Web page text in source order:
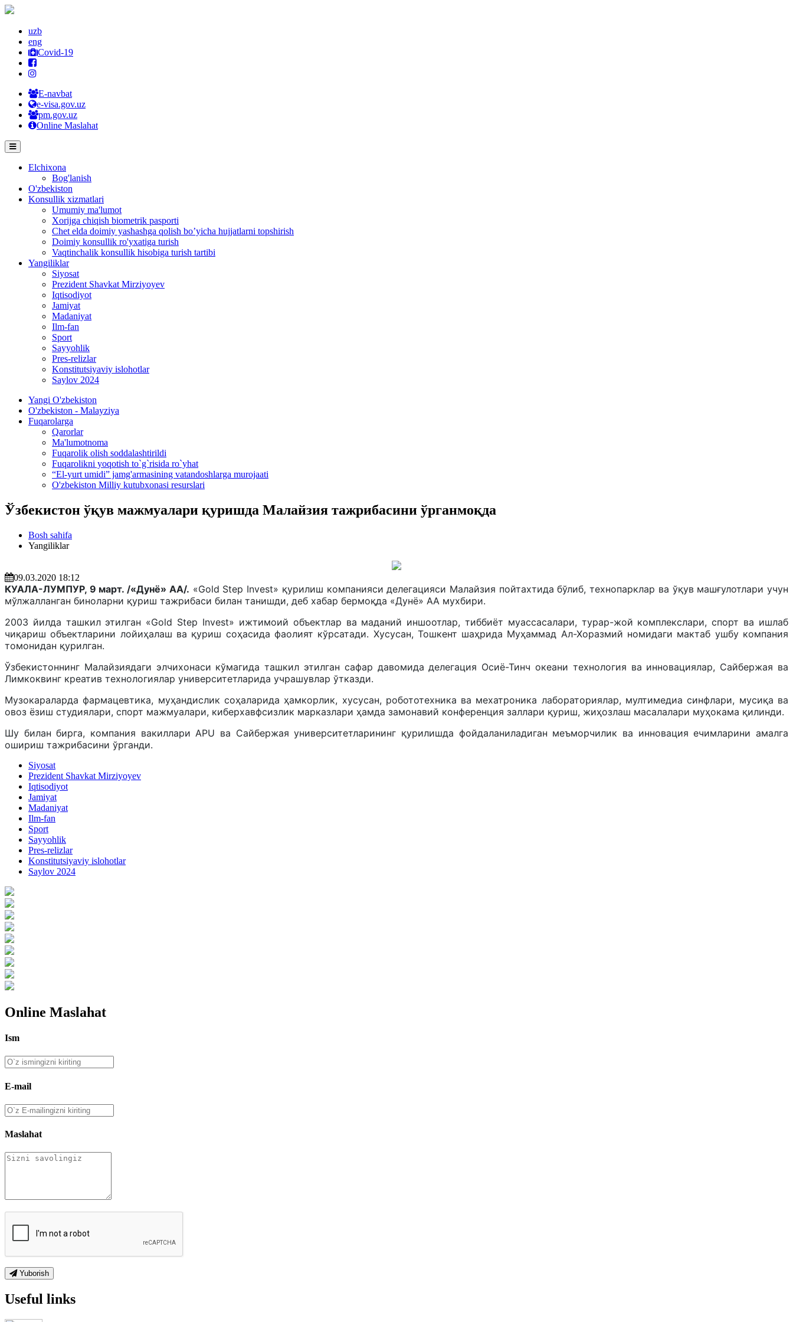
uzb
eng
Covid-19
E-navbat
e-visa.gov.uz
pm.gov.uz
Online Maslahat
Elchixona
Bog'lanish
O'zbekiston
Konsullik xizmatlari
Umumiy ma'lumot
Xorijga chiqish biometrik pasporti
Chet elda doimiy yashashga qolish bo’yicha hujjatlarni topshirish
Doimiy konsullik ro'yxatiga turish
Vaqtinchalik konsullik hisobiga turish tartibi
Yangiliklar
Siyosat
Prezident Shavkat Mirziyoyev
Iqtisodiyot
Jamiyat
Madaniyat
Ilm-fan
Sport
Sayyohlik
Pres-relizlar
Konstitutsiyaviy islohotlar
Saylov 2024
Yangi O'zbekiston
O'zbekiston - Malayziya
Fuqarolarga
Qarorlar
Ma'lumotnoma
Fuqarolik olish soddalashtirildi
Fuqarolikni yoqotish to`g`risida ro`yhat
“El-yurt umidi” jamg'armasining vatandoshlarga murojaati
O'zbekiston Milliy kutubxonasi resurslari
Ўзбекистон ўқув мажмуалари қуришда Малайзия тажрибасини ўрганмоқда
Bosh sahifa
Yangiliklar
09.03.2020 18:12
КУАЛА-ЛУМПУР, 9 март. /«Дунё» АА/. «Gold Step Invest» қурилиш компанияси делегацияси Малайзия пойтахтида бўлиб, технопарклар ва ўқув машғулотлари учун
мўлжалланган биноларни қуриш тажрибаси билан танишди, деб хабар бермоқда «Дунё» АА мухбири.
2003 йилда ташкил этилган «Gold Step Invest» ижтимоий объектлар ва маданий иншоотлар, тиббиёт муассасалари, турар-жой комплекслари, спорт ва ишлаб
чиқариш объектларини лойиҳалаш ва қуриш соҳасида фаолият кўрсатади. Хусусан, Тошкент шаҳрида Муҳаммад Aл-Хоразмий номидаги мактаб ушбу компания
томонидан қурилган.
Ўзбекистоннинг Малайзиядаги элчихонаси кўмагида ташкил этилган сафар давомида делегация Осиё-Тинч океани технология ва инновациялар, Сайбержая ва
Лимкоквинг креатив технологиялар университетларида учрашувлар ўтказди.
Музокараларда фармацевтика, муҳандислик соҳаларида ҳамкорлик, хусусан, робототехника ва мехатроника лабораториялар, мултимедиа синфлари, мусиқа ва
овоз ёзиш студиялари, спорт мажмуалари, киберхавфсизлик марказлари ҳамда замонавий конференция заллари қуриш, жиҳозлаш масалалари муҳокама қилинди.
Шу билан бирга, компания вакиллари APU ва Сайбержая университетларининг қурилишда фойдаланиладиган меъморчилик ва инновация ечимларини амалга
ошириш тажрибасини ўрганди.
Siyosat
Prezident Shavkat Mirziyoyev
Iqtisodiyot
Jamiyat
Madaniyat
Ilm-fan
Sport
Sayyohlik
Pres-relizlar
Konstitutsiyaviy islohotlar
Saylov 2024
Online Maslahat
Ism
E-mail
Maslahat
Yuborish
Useful links